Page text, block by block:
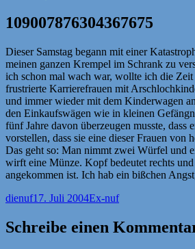
109007876304367675
Dieser Samstag begann mit einer
meinen ganzen Krempel im Schrank zu
ich schon mal wach war, wollte ich die
frustrierte Karrierefrauen mit
und immer wieder mit dem Kinderwagen
den Einkaufswägen wie in kleinen
fünf Jahre davon überzeugen musste,
vorstellen, dass sie eine dieser Frauen
Das geht so: Man nimmt zwei Würfel und
wirft eine Münze. Kopf bedeutet rechts
angekommen ist. Ich hab ein bißchen
Autor
dienufVeröffentlicht
17. Juli 2004Kategorien
Ex-nuf
Schreibe einen